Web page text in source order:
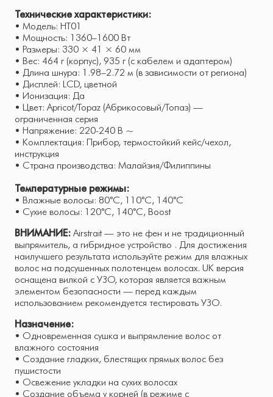
Технические характеристики:
• Модель: HT01
• Мощность: 1360–1600 Вт
• Размеры: 330 × 41 × 60 мм
• Вес: 464 г (корпус), 935 г (с кабелем и адаптером)
• Длина шнура: 1.98–2.72 м (в зависимости от региона)
• Дисплей: LCD, цветной
• Ионизация: Да
• Цвет: Apricot/Topaz (Абрикосовый/Топаз) —
ограниченная серия
• Напряжение: 220-240 В ~
• Комплектация: Прибор, термостойкий кейс/чехол,
инструкция
• Страна производства: Малайзия/Филиппины
Температурные режимы:
• Влажные волосы: 80°C, 110°C, 140°C
• Сухие волосы: 120°C, 140°C, Boost
ВНИМАНИЕ: Airstrait — это не фен и не традиционный
выпрямитель, а гибридное устройство . Для достижения
наилучшего результата используйте режим для влажных
волос на подсушенных полотенцем волосах. UK версия
оснащена вилкой с УЗО, которая является важным
элементом безопасности — перед каждым
использованием рекомендуется тестировать УЗО.
Назначение:
• Одновременная сушка и выпрямление волос от
влажного состояния
• Создание гладких, блестящих прямых волос без
пушистости
• Освежение укладки на сухих волосах
• Создание объема у корней (в режиме с